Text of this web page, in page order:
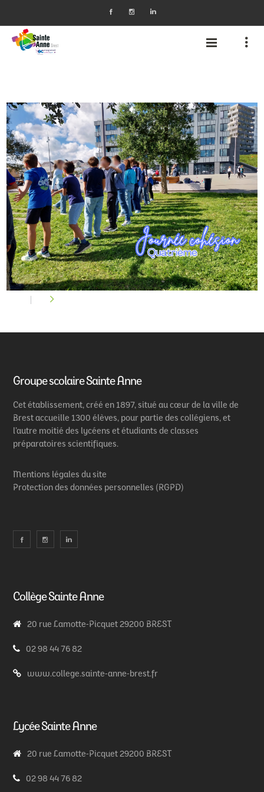
Groupe scolaire Sainte Anne
Cet établissement, créé en 1897, situé au cœur de la ville de
Brest accueille 1300 élèves, pour partie des collégiens, et
l’autre moitié des lycéens et étudiants de classes
préparatoires scientifiques.
Mentions légales du site
Protection des données personnelles (RGPD)
Collège Sainte Anne
20 rue Lamotte-Picquet 29200 BREST
02 98 44 76 82
www.college.sainte-anne-brest.fr
Lycée Sainte Anne
20 rue Lamotte-Picquet 29200 BREST
02 98 44 76 82